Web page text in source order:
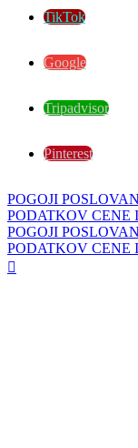
TikTok
Google
Tripadvisor
Pinterest
POGOJI
PODATKOV CENE
POGOJI
PODATKOV CENE
